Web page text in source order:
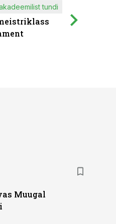
tundi
Muugal